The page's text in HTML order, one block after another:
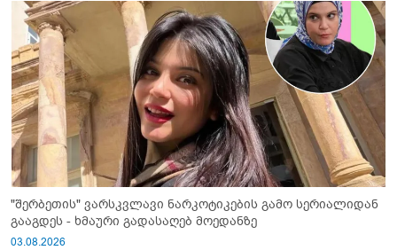
"შერბეთის" ვარსკვლავი ნარკოტიკების გამო სერიალიდან
გააგდეს - ხმაური გადასაღებ მოედანზე
03.08.2026